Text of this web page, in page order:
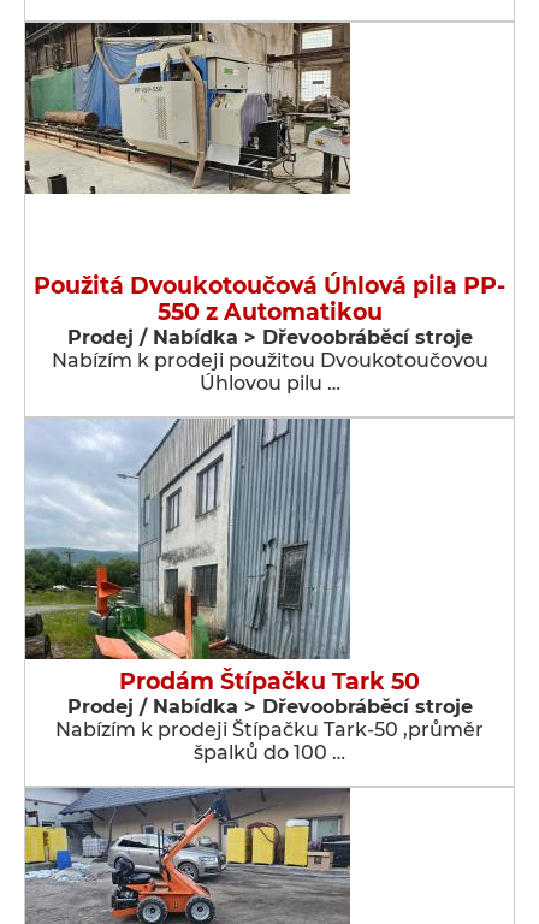
Použitá Dvoukotoučová Úhlová pila PP-
550 z Automatikou
Prodej / Nabídka > Dřevoobráběcí stroje
Nabízím k prodeji použitou Dvoukotoučovou
Úhlovou pilu …
Prodám Štípačku Tark 50
Prodej / Nabídka > Dřevoobráběcí stroje
Nabízím k prodeji Štípačku Tark-50 ,průměr
špalků do 100 …